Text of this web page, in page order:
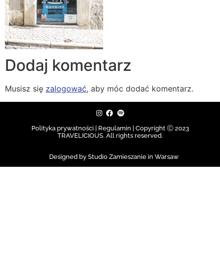
Dodaj komentarz
Musisz się zalogować, aby móc dodać komentarz.
Polityka prywatności | Regulamin | Copyright Ⓒ 2023
TRAVELICIOUS. All rights reserved.
Designed by Studio Zamieszanie in Warsaw